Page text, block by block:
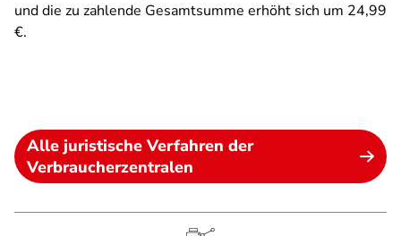
und die zu zahlende Gesamtsumme erhöht sich um 24,99
€.
Alle juristische Verfahren der
Verbraucherzentralen